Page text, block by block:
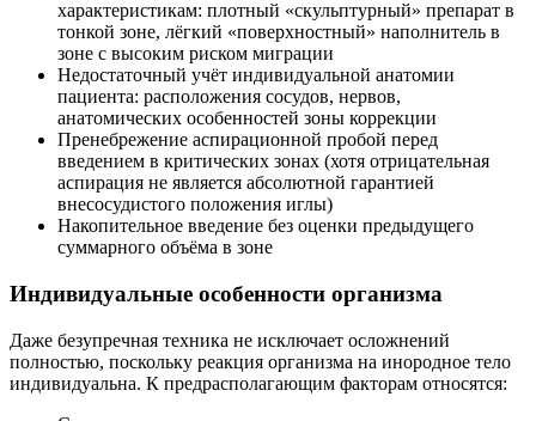
характеристикам: плотный «скульптурный» препарат в
тонкой зоне, лёгкий «поверхностный» наполнитель в
зоне с высоким риском миграции
Недостаточный учёт индивидуальной анатомии
пациента: расположения сосудов, нервов,
анатомических особенностей зоны коррекции
Пренебрежение аспирационной пробой перед
введением в критических зонах (хотя отрицательная
аспирация не является абсолютной гарантией
внесосудистого положения иглы)
Накопительное введение без оценки предыдущего
суммарного объёма в зоне
Индивидуальные особенности организма
Даже безупречная техника не исключает осложнений
полностью, поскольку реакция организма на инородное тело
индивидуальна. К предрасполагающим факторам относятся: